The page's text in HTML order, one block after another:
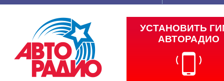
УСТАНОВИТЬ
АВТОРАДИО